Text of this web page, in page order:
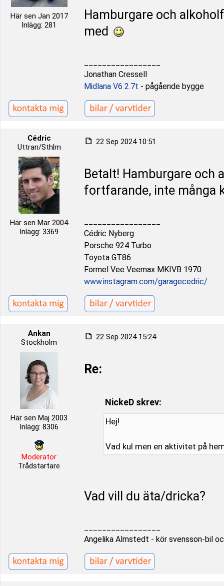
Här sen Jan 2017
Inlägg: 281
Hamburgare och
med
Jonathan Cressell
Midlana V6 2.7t - pågående bygge
Cédric
Uttran/Sthlm
Här sen Mar 2004
Inlägg: 3369
22 Sep 2024 10:51
Betalt! Hamburgare och
fortfarande, inte många
Cédric Nyberg
Porsche 924 Turbo
Toyota GT86
Formel Vee Veemax MKIVB 1970
www.instagram.com/garagecedric/
Ankan
Stockholm
Här sen Maj 2003
Inlägg: 8306
Moderator
Trådstartare
22 Sep 2024 15:24
Re:
NickeD skrev:
Hej!
Vad kul men en aktivitet på
Vad vill du äta/dricka?
Angelika Almstedt - kör svensson-bil